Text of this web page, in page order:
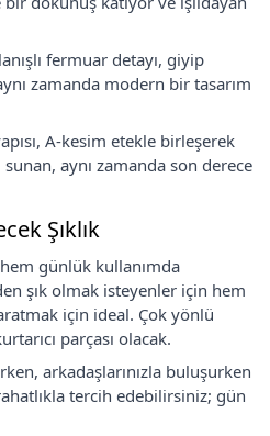
fermuar detayı, giyip
zamanda modern bir tasarım
A-kesim etekle birleşerek
aynı zamanda son derece
Şıklık
günlük kullanımda
şık olmak isteyenler için hem
için ideal. Çok yönlü
parçası olacak.
arkadaşlarınızla buluşurken
tercih edebilirsiniz; gün